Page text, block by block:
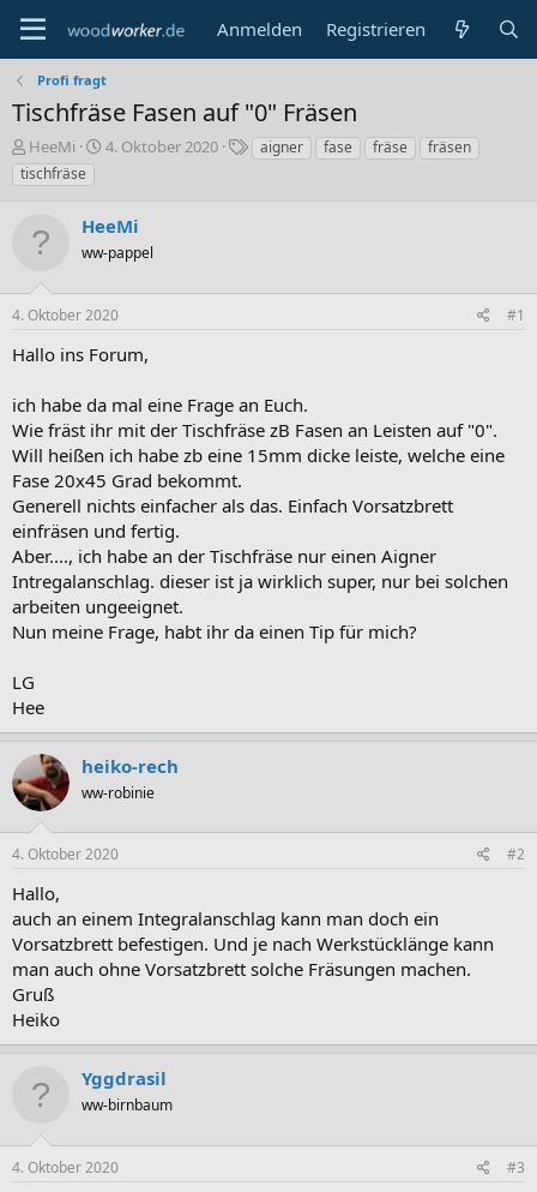
Anmelden Registrieren
Profi fragt
Tischfräse Fasen auf "0" Fräsen
E
r
s
e
e
r
HeeMi
E
e
l
t
a
4. Oktober 2020
S
o
aigner fase fräse
fräsen
tischfräse
HeeMi
ww-pappel
4. Oktober 2020 #1
Hallo ins Forum,
ich habe da mal eine Frage an Euch.
Wie fräst ihr mit der Tischfräse zB Fasen an Leisten auf "0".
Will heißen ich habe zb eine 15mm dicke leiste, welche eine
Fase 20x45 Grad bekommt.
Generell nichts einfacher als das. Einfach Vorsatzbrett
einfräsen und fertig.
Aber...., ich habe an der Tischfräse nur einen Aigner
Intregalanschlag. dieser ist ja wirklich super, nur bei solchen
arbeiten ungeeignet.
Nun meine Frage, habt ihr da einen Tip für mich?
LG
Hee
heiko-rech
ww-robinie
4. Oktober 2020 #2
Hallo,
auch an einem Integralanschlag kann man doch ein
Vorsatzbrett befestigen. Und je nach Werkstücklänge kann
man auch ohne Vorsatzbrett solche Fräsungen machen.
Gruß
Heiko
Yggdrasil
ww-birnbaum
4. Oktober 2020 #3